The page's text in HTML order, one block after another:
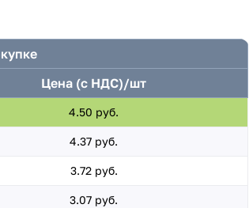
Цена (с НДС)/шт
4.50 руб.
4.37 руб.
3.72 руб.
3.07 руб.